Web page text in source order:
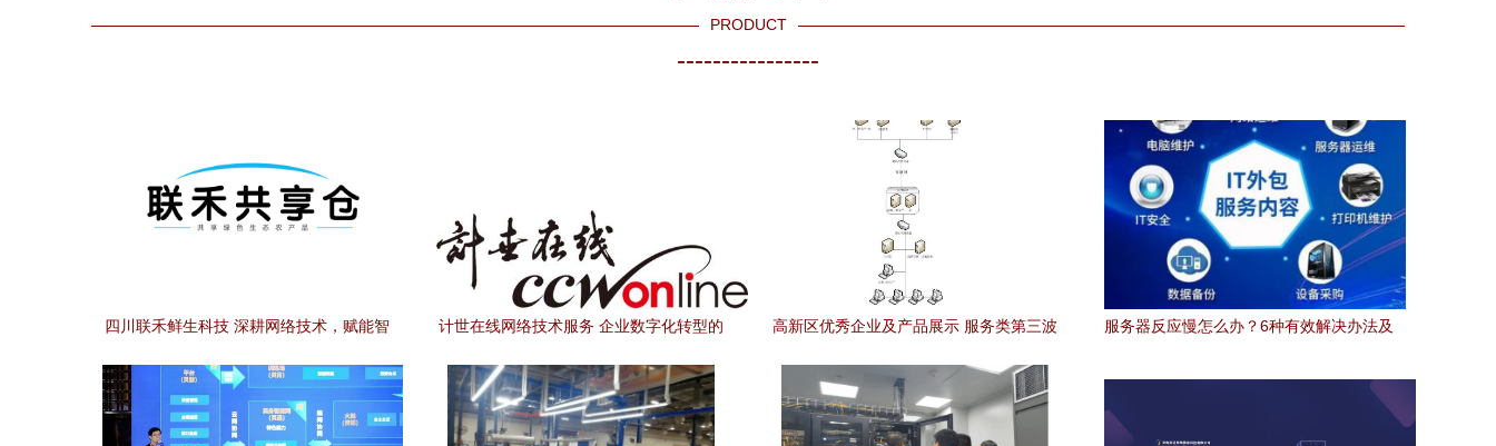
PRODUCT
----------------
四川联禾鲜生科技 深耕网络技术，赋能智
计世在线网络技术服务 企业数字化转型的
高新区优秀企业及产品展示 服务类第三波
服务器反应慢怎么办？6种有效解决办法及